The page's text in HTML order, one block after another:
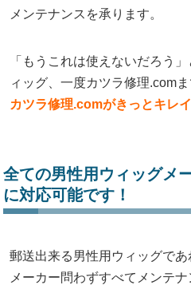
メンテナンスを承ります。
「もうこれは使えないだろう
ィッグ、一度カツラ修理.com
カツラ修理.comがきっとキレ
全ての男性用ウィッグメ
に対応可能です！
郵送出来る男性用ウィッグで
メーカー問わずすべてメンテナ